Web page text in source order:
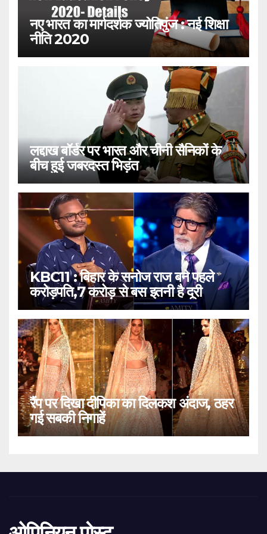
नए भारत का मार्गदर्शक ज्योतिपुंज : नई शिक्षा
नीति 2020
लद्दाख बॉर्डर पर भारत और चीनी सैनिकों के
बीच हुई जबरदस्त भिड़ंत
KBC11 : बिहार के सनोज राज बने पहले
करोड़पति,7 करोड़ से बस इतनी है दूरी
रैंप पर दिखा दीपिका का दिलकश अंदाज, ठहर
गई सबकी निगाहें